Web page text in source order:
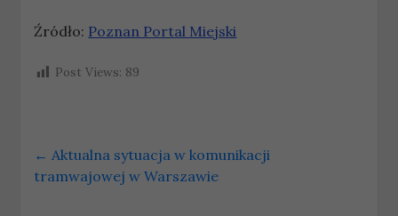
Źródło: Poznan Portal Miejski
Post Views: 89
← Aktualna sytuacja w komunikacji
tramwajowej w Warszawie